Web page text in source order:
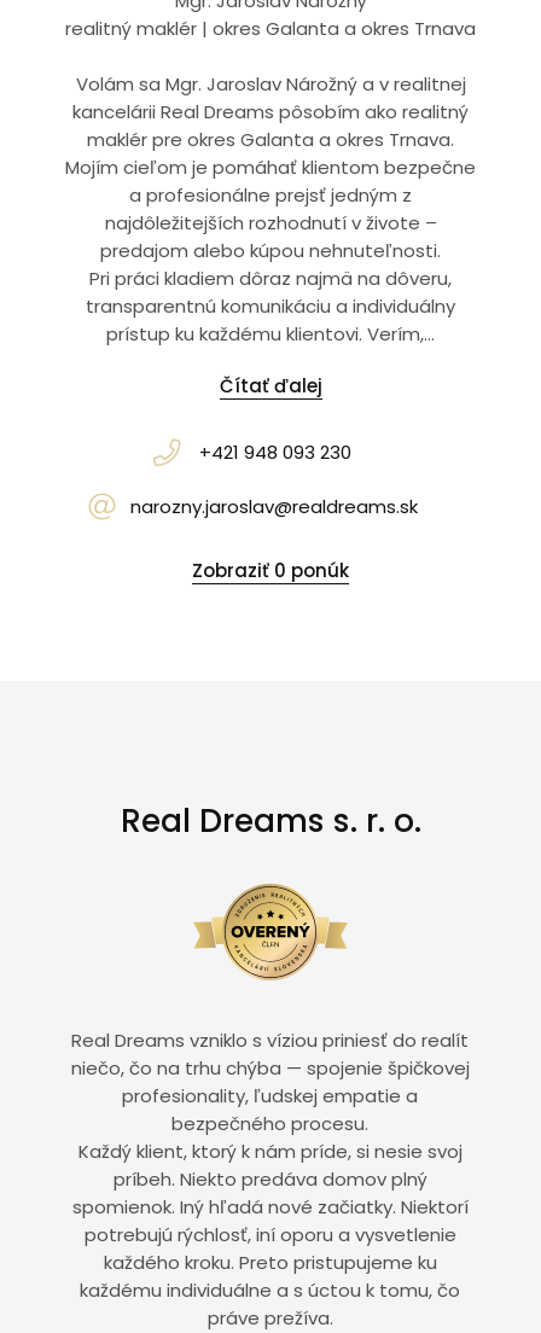
realitný maklér | okres Galanta a okres Trnava
Volám sa Mgr. Jaroslav Nárožný a v realitnej
kancelárii Real Dreams pôsobím ako realitný
maklér pre okres Galanta a okres Trnava.
Mojím cieľom je pomáhať klientom bezpečne
a profesionálne prejsť jedným z
najdôležitejších rozhodnutí v živote –
predajom alebo kúpou nehnuteľnosti.
Pri práci kladiem dôraz najmä na dôveru,
transparentnú komunikáciu a individuálny
prístup ku každému klientovi. Verím,...
Čítať ďalej
+421 948 093 230
narozny.jaroslav@realdreams.sk
Zobraziť 0 ponúk
Real Dreams s. r. o.
Real Dreams vzniklo s víziou priniesť do realít
niečo, čo na trhu chýba — spojenie špičkovej
profesionality, ľudskej empatie a
bezpečného procesu.
Každý klient, ktorý k nám príde, si nesie svoj
príbeh. Niekto predáva domov plný
spomienok. Iný hľadá nové začiatky. Niektorí
potrebujú rýchlosť, iní oporu a vysvetlenie
každého kroku. Preto pristupujeme ku
každému individuálne a s úctou k tomu, čo
práve prežíva.